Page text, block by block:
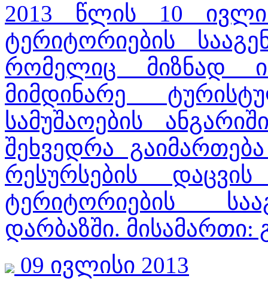
2013 წლის 10
ტერიტორიების
რომელიც მიზნად
მიმდინარე
სამუშაოების
შეხვედრა
რესურსების
ტერიტორიების
დარბაზში.
09 ივლისი 2013